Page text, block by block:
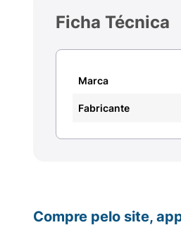
Ficha Técnica
Marca
Fabricante
Compre pelo site,